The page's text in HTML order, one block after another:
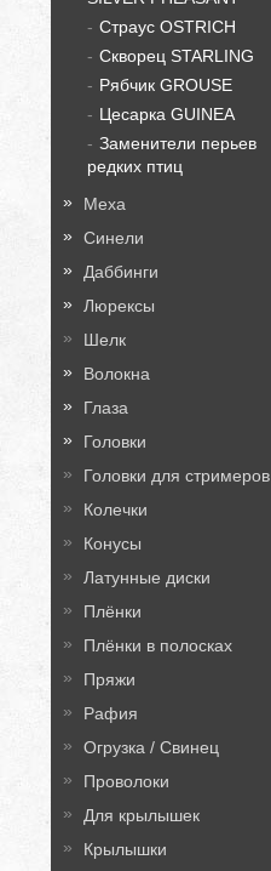
Страус OSTRICH
Скворец STARLING
Рябчик GROUSE
Цесарка GUINEA
Заменители перьев
редких птиц
Меха
Синели
Даббинги
Люрексы
Шелк
Волокна
Глаза
Головки
Головки для стримеров
Колечки
Конусы
Латунные диски
Плёнки
Плёнки в полосках
Пряжи
Рафия
Огрузка / Свинец
Проволоки
Для крылышек
Крылышки